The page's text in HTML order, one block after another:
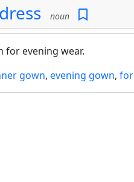
noun
for evening wear.
gown, evening gown,